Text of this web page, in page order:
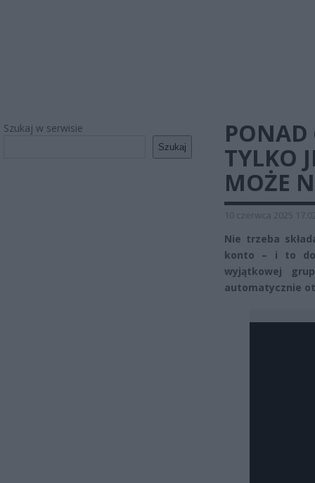
Szukaj w serwisie
Szukaj
PONAD
TYLKO
MOŻE
10 czerwca 2025
Nie trzeba
konto – i to do
wyjątkowej
automatycznie